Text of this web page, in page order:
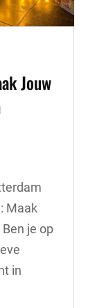
Jouw
Maak
je op
in